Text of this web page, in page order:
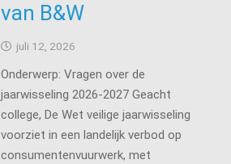
van B&W
juli 12, 2026
Onderwerp: Vragen over de
jaarwisseling 2026-2027 Geacht
college, De Wet veilige jaarwisseling
voorziet in een landelijk verbod op
consumentenvuurwerk, met